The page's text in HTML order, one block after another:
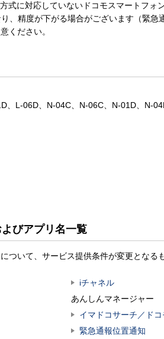
式に対応していないドコモスマートフォ
、精度が下がる場合がございます（緊
ください。
L-06D、N-04C、N-06C、N-01D、N-
びアプリ名一覧
ついて、サービス提供条件が変更となる
iチャネル
あんしんマネージャー
イマドコサーチ／ド
緊急通報位置通知